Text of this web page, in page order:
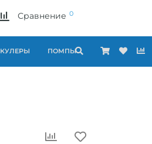
Сравнение 0
КУЛЕРЫ ПОМПЫ